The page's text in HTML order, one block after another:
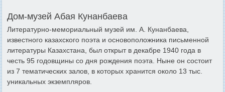
Дом-музей Абая Кунанбаева
Литературно-мемориальный музей им. А. Кунанбаева,
известного казахского поэта и основоположника письменной
литературы Казахстана, был открыт в декабре 1940 года в
честь 95 годовщины со дня рождения поэта. Ныне он состоит
из 7 тематических залов, в которых хранится около 13 тыс.
уникальных экземпляров.